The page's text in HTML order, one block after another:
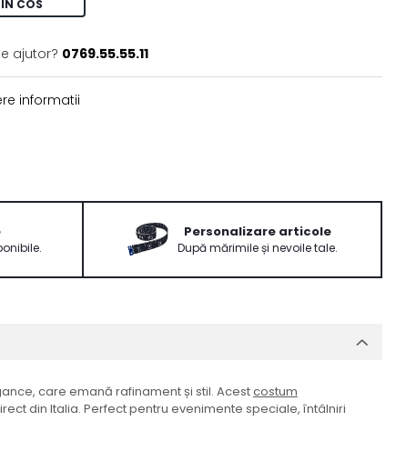
COS
ajutor? 0769.55.55.11
informatii
Personalizare articole
După mărimile și nevoile tale.
care emană rafinament și stil. Acestcostum
din Italia. Perfect pentru evenimente speciale, întâlniri